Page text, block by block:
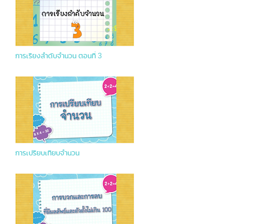
การเรียงลำดับจำนวน ตอนที่ 3
การเปรียบเทียบจำนวน